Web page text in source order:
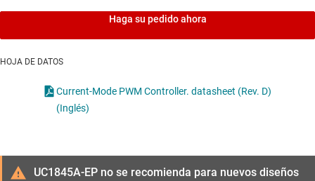
Haga su pedido ahora
HOJA DE DATOS
Current-Mode PWM Controller. datasheet (Rev. D)
(Inglés)
UC1845A-EP no se recomienda para nuevos diseños